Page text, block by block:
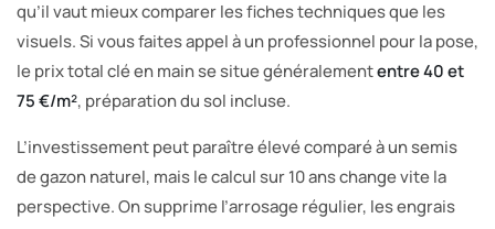
qu’il vaut mieux comparer les fiches techniques que les
visuels. Si vous faites appel à un professionnel pour la pose,
le prix total clé en main se situe généralemententre 40 et
75 €/m², préparation du sol incluse.
L’investissement peut paraître élevé comparé à un semis
de gazon naturel, mais le calcul sur 10 ans change vite la
perspective. On supprime l’arrosage régulier, les engrais